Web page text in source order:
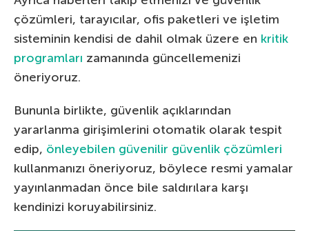
çözümleri, tarayıcılar, ofis paketleri ve işletim
sisteminin kendisi de dahil olmak üzere en kritik
programları zamanında güncellemenizi
öneriyoruz.
Bununla birlikte, güvenlik açıklarından
yararlanma girişimlerini otomatik olarak tespit
edip, önleyebilen güvenilir güvenlik çözümleri
kullanmanızı öneriyoruz, böylece resmi yamalar
yayınlanmadan önce bile saldırılara karşı
kendinizi koruyabilirsiniz.